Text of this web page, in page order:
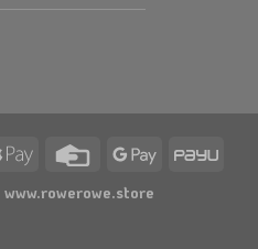
www.rowerowe.store